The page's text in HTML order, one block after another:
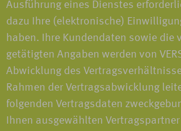
Ausführung eines Dienstes
dazu Ihre (elektronische)
haben. Ihre Kundendaten sowie die
getätigten Angaben werden von
Abwicklung des
Rahmen der Vertragsabwicklung
folgenden Vertragsdaten
Ihnen ausgewählten